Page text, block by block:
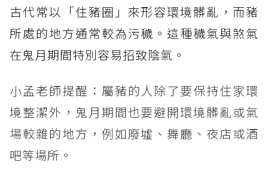
古代常以「住豬圈」來形容環境髒亂，而豬
所處的地方通常較為污穢。這種穢氣與煞氣
在鬼月期間特別容易招致陰氣。
小孟老師提醒：屬豬的人除了要保持住家環
境整潔外，鬼月期間也要避開環境髒亂或氣
場較雜的地方，例如廢墟、舞廳、夜店或酒
吧等場所。